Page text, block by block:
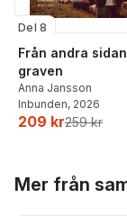
Del 8
Från andra sidan
graven
Anna Jansson
Inbunden, 2026
209 kr259 kr
Mer från